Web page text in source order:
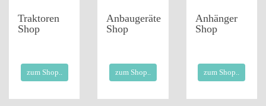
Traktoren
Shop
zum Shop..
Anbaugeräte
Shop
zum Shop..
Anhänger
Shop
zum Shop..